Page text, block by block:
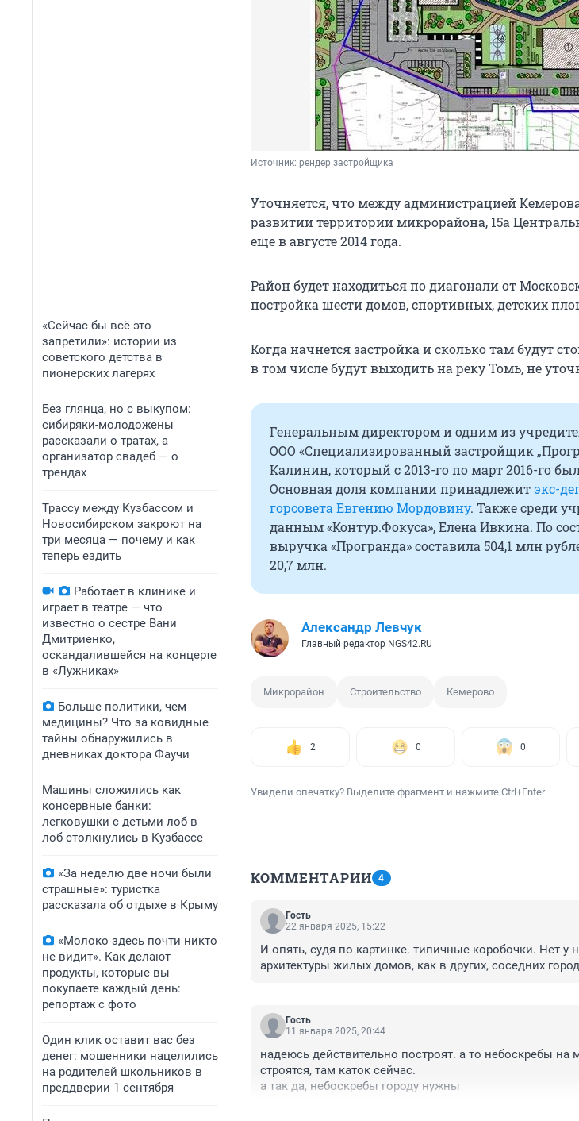
«Сейчас бы всё это
запретили»: истории из
советского детства в
пионерских лагерях
Без глянца, но с выкупом:
сибиряки-молодожены
рассказали о тратах, а
организатор свадеб — о
трендах
Трассу между Кузбассом и
Новосибирском закроют на
три месяца — почему и как
теперь ездить
Работает в клинике и
играет в театре — что
известно о сестре Вани
Дмитриенко,
оскандалившейся на концерте
в «Лужниках»
Больше политики, чем
медицины? Что за ковидные
тайны обнаружились в
дневниках доктора Фаучи
Машины сложились как
консервные банки:
легковушки с детьми лоб в
лоб столкнулись в Кузбассе
«За неделю две ночи были
страшные»: туристка
рассказала об отдыхе в Крыму
«Молоко здесь почти никто
не видит». Как делают
продукты, которые вы
покупаете каждый день:
репортаж с фото
Один клик оставит вас без
денег: мошенники нацелились
на родителей школьников в
преддверии 1 сентября
Источник: рендер застройщика
Уточняется, что между администрацией
развитии территории микрорайона, 15а
еще в августе 2014 года.
Район будет находиться по диагонали от
постройка шести домов, спортивных, детских
Когда начнется застройка и сколько там будут
в том числе будут выходить на реку Томь, не
Генеральным директором и одним из
ООО «Специализированный застройщик
Калинин, который с 2013-го по март 2016-го
Основная доля компании принадлежитэкс-
горсовета Евгению Мордовину. Также среди
данным «Контур.Фокуса», Елена Ивкина. По
выручка «Програнда» составила 504,1 млн
20,7 млн.
Александр Левчук
Главный редактор NGS42.RU
Микрорайон Строительство Кемерово
2 0 0
Увидели опечатку? Выделите фрагмент и нажмите Ctrl+Enter
КОММЕНТАРИИ 4
Гость
22 января 2025, 15:22
И опять, судя по картинке. типичные коробочки. Нет у
архитектуры жилых домов, как в других, соседних
Гость
11 января 2025, 20:44
надеюсь действительно построят. а то небоскребы
строятся, там каток сейчас.
а так да, небоскребы городу нужны